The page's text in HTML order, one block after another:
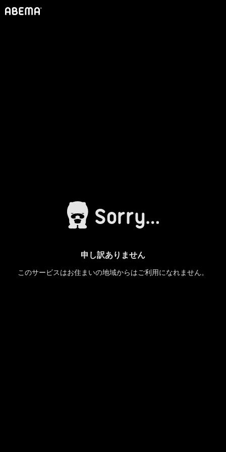
申し訳ありません
このサービスはお住まいの地域からはご利用になれません。